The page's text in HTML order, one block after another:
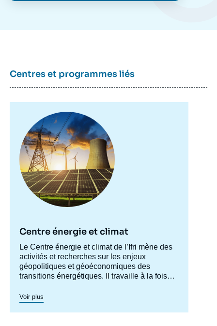
Centres et programmes liés
principale
Centre énergie et climat
Accroche
centre
Le Centre énergie et climat de l’Ifri mène des
activités et recherches sur les enjeux
géopolitiques et géoéconomiques des
transitions énergétiques. Il travaille à la fois
compétitivité, de maîtrise des chaînes de
valeur, et d'acceptabilité. Spécialisé dans
l’étude des politiques européennes de
Voir plus